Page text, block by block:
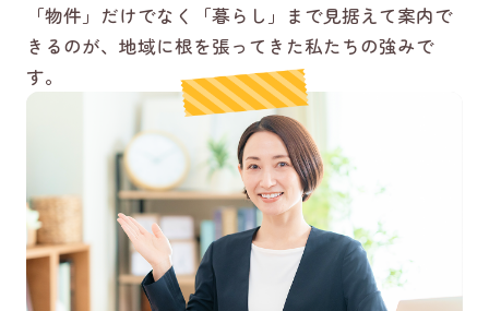
「物件」だけでなく「暮らし」まで見据えて案内で
きるのが、地域に根を張ってきた私たちの強みで
す。